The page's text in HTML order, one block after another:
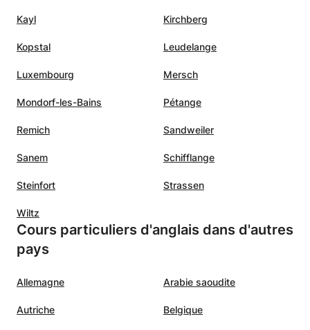
Kayl Kirchberg
Kopstal Leudelange
Luxembourg Mersch
Mondorf-les-Bains Pétange
Remich Sandweiler
Sanem Schifflange
Steinfort Strassen
Wiltz
Cours particuliers d'anglais dans d'autres
pays
Allemagne Arabie saoudite
Autriche Belgique